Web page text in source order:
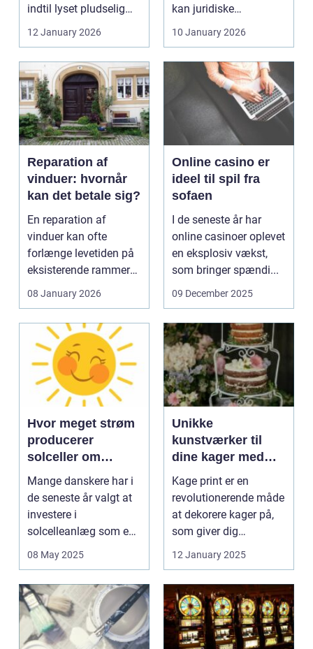
indtil lyset pludselig
går, el...
12 January 2026
kan juridiske
spørgsmål hurtigt
vokse si...
10 January 2026
Reparation af
vinduer: hvornår
kan det betale sig?
En reparation af
vinduer kan ofte
forlænge levetiden på
eksisterende rammer
og glas med ...
08 January 2026
Online casino er
ideel til spil fra
sofaen
I de seneste år har
online casinoer oplevet
en eksplosiv vækst,
som bringer spændi...
09 December 2025
Hvor meget strøm
producerer
solceller om
vinteren?
Mange danskere har i
de seneste år valgt at
investere i
solcelleanlæg som en
bæred...
08 May 2025
Unikke
kunstværker til
dine kager med
kage print
Kage print er en
revolutionerende måde
at dekorere kager på,
som giver dig
mulighed for ...
12 January 2025